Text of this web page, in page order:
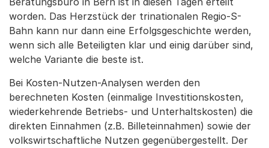
worden. Das Herzstück der trinationalen Regio-S-
Bahn kann nur dann eine Erfolgsgeschichte werden,
wenn sich alle Beteiligten klar und einig darüber sind,
welche Variante die beste ist.
Bei Kosten-Nutzen-Analysen werden den
berechneten Kosten (einmalige Investitionskosten,
wiederkehrende Betriebs- und Unterhaltskosten) die
direkten Einnahmen (z.B. Billeteinnahmen) sowie der
volkswirtschaftliche Nutzen gegenübergestellt. Der